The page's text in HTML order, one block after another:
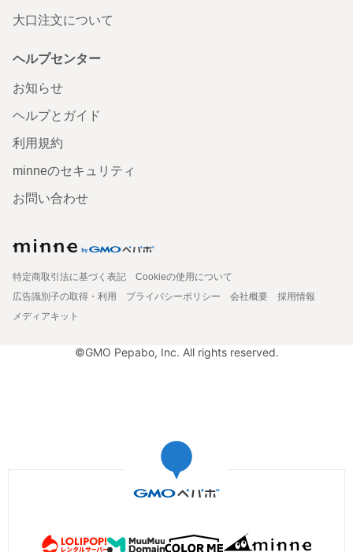
大口注文について
ヘルプセンター
お知らせ
ヘルプとガイド
利用規約
minneのセキュリティ
お問い合わせ
特定商取引法に基づく表記
Cookieの使用について
広告識別子の取得・利用
プライバシーポリシー 会社概要
採用情報
メディアキット
©GMO Pepabo, Inc. All rights reserved.